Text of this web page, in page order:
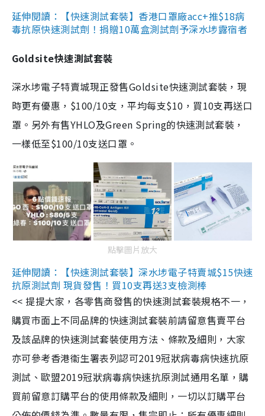
延伸閱讀：【快速測試套裝】香港口罩廠acc+推$18病
毒抗原快速測試劑！捐贈10萬盒測試劑予深水埗露宿者
Goldsite快速測試套裝
深水埗電子特賣城現正發售Goldsite快速測試套裝，現
時更有優惠，$100/10支，平均每支$10，買10支再送口
罩。另外有售YHLO及Green Spring的快速測試套裝，
一樣低至$100/10支送口罩。
點擊圖片放大
延伸閱讀：【快速測試套裝】深水埗電子特賣城$15快速
抗原測試劑 現貨發售！買10支再送3支檢測棒
<< 提提大家，各零售商發售的快速測試套裝規格不一，
購買市面上不同品牌的快速測試套裝前請留意售賣平台
及該品牌的快速測試套裝使用方法、條款及細則，大家
亦可參考香港衞生署表列認可2019冠狀病毒病快速抗原
測試、歐盟2019冠狀病毒病快速抗原測試通用名單，購
買前留意訂購平台的使用條款及細則，一切以訂購平台